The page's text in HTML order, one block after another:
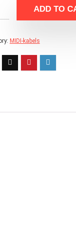
ADD TO
MIDI-kabels